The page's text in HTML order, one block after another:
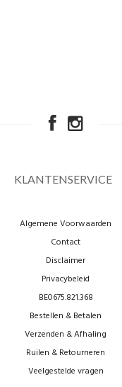
KLANTENSERVICE
Algemene Voorwaarden
Contact
Disclaimer
Privacybeleid
BE0675.821.368
Bestellen & Betalen
Verzenden & Afhaling
Ruilen & Retourneren
Veelgestelde vragen